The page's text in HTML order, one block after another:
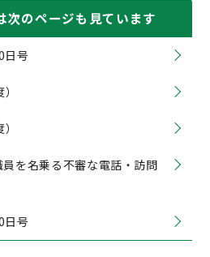
次のページも見ています
日号
を名乗る不審な電話・訪問
日号